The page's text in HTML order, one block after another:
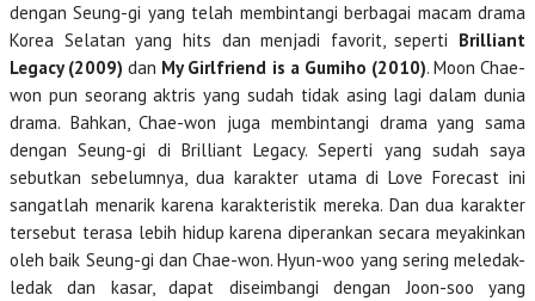
dengan Seung-gi yang telah membintangi berbagai macam drama
Korea Selatan yang hits dan menjadi favorit, seperti Brilliant
Legacy (2009) dan My Girlfriend is a Gumiho (2010). Moon Chae-
won pun seorang aktris yang sudah tidak asing lagi dalam dunia
drama. Bahkan, Chae-won juga membintangi drama yang sama
dengan Seung-gi di Brilliant Legacy. Seperti yang sudah saya
sebutkan sebelumnya, dua karakter utama di Love Forecast ini
sangatlah menarik karena karakteristik mereka. Dan dua karakter
tersebut terasa lebih hidup karena diperankan secara meyakinkan
oleh baik Seung-gi dan Chae-won. Hyun-woo yang sering meledak-
ledak dan kasar, dapat diseimbangi dengan Joon-soo yang